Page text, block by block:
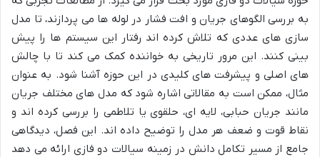
به بررسی الگوهای جریان و افت فشار در لوله ها می پردازند، تا مدل
سازی های عددی که تلاش کرده اند رفتار این سیستم ها را پیش
بینی کنند. این مرور تاریخی به خواننده کمک می کند تا با چالش
های اصلی و پیشرفت های کلیدی در این حوزه آشنا شود. به عنوان
مثال، ممکن است به مقالاتی اشاره شود که مدل های مختلف جریان
مانند جریان حبابی، لایه ای، حلقوی یا تلاطمی را بررسی کرده اند و
نقاط قوت و ضعف هر مدل را توضیح داده اند. این فصل، دیدگاهی
جامع از مسیر تکامل دانش در زمینه سیالات دو فازی ارائه می دهد